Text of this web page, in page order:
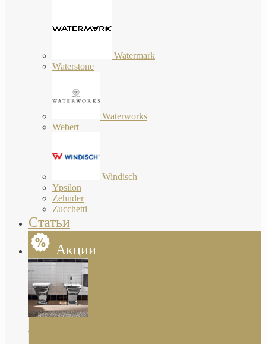
Watermark
Waterstone
Waterworks
Webert
Windisch
Ypsilon
Zehnder
Zucchetti
Статьи
Акции
Butterfly Scarabeo КОМПЛЕКТ санфаянса